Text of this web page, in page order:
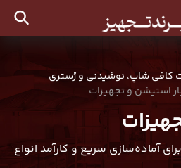
کافی شاپ، نوشیدنی و رُستری
استیشن و تجهیزات
آماده‌سازی سریع و کارآمد انواع